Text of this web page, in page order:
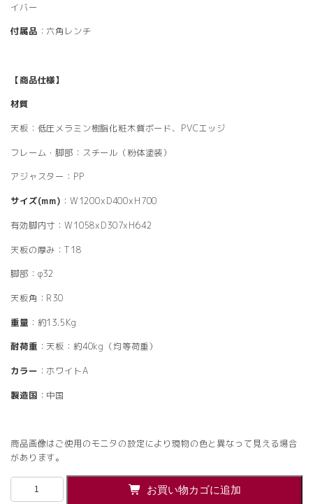
イバー
付属品 ：六角レンチ
【商品仕様】
材質
天板：低圧メラミン樹脂化粧木質ボード、PVCエッジ
フレーム・脚部：スチール（粉体塗装）
アジャスター：PP
サイズ(mm) ：W1200xD400xH700
有効脚内寸：W1058xD307xH642
天板の厚み：T18
脚部：φ32
天板角：R30
重量 ：約13.5Kg
耐荷重 ：天板：約40kg（均等荷重）
カラー ：ホワイトA
製造国 ：中国
商品画像はご使用のモニタの設定により現物の色と異なって見える場合
があります。
【法
お買い物カゴに追加